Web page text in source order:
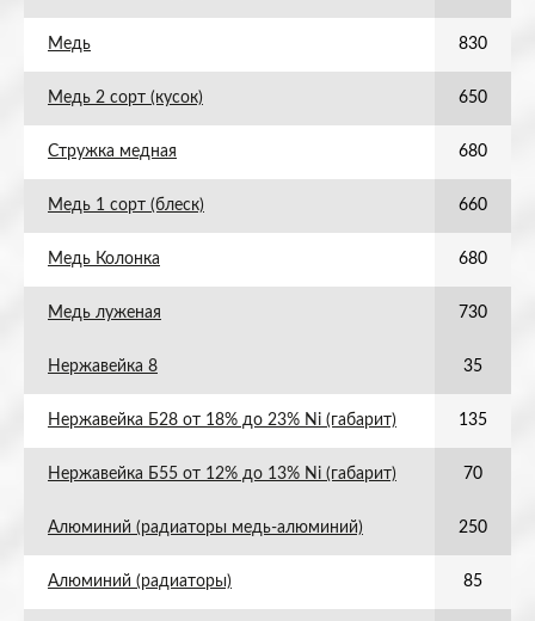
Медь 830
Медь 2 сорт (кусок) 650
Стружка медная 680
Медь 1 сорт (блеск) 660
Медь Колонка 680
Медь луженая 730
Нержавейка 8 35
Нержавейка Б28 от 18% до 23% Ni (габарит) 135
Нержавейка Б55 от 12% до 13% Ni (габарит) 70
Алюминий (радиаторы медь-алюминий) 250
Алюминий (радиаторы) 85